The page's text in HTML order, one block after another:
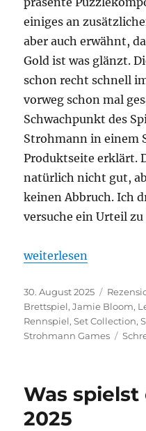
einiges an
aber auch erwähnt,
Gold ist was glänzt.
schon recht schnell
vorweg schon mal
Schwachpunkt des
Strohmann in einem
Produktseite erklärt.
natürlich nicht gut,
keinen Abbruch. Ich
versuche ein Urteil
„Life of the
weiterlesen
Veröffentlicht
am
30. August 2025
Brettspiel,Jamie Bloom,
Rennspiel,Set Collection,
Strohmann Games
Was spielst
2025